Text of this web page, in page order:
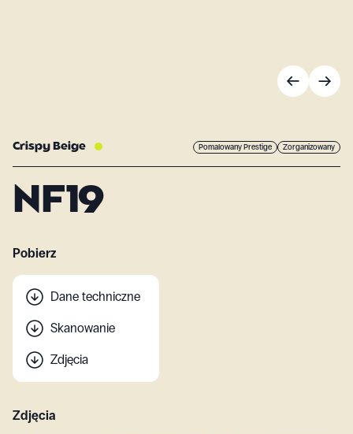
Crispy Beige Pomalowany Prestige Zorganizowany
NF19
Pobierz
Dane techniczne
Skanowanie
Zdjęcia
Zdjęcia